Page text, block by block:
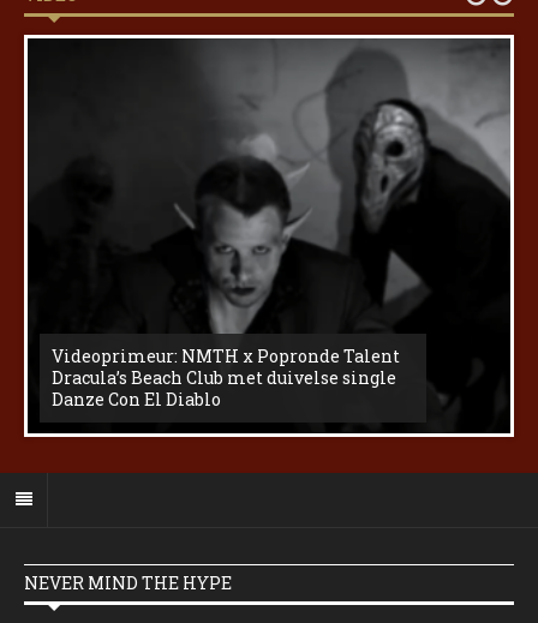
Videoprimeur: NMTH x Popronde Talent
Dracula’s Beach Club met duivelse single
Danze Con El Diablo
NEVER MIND THE HYPE